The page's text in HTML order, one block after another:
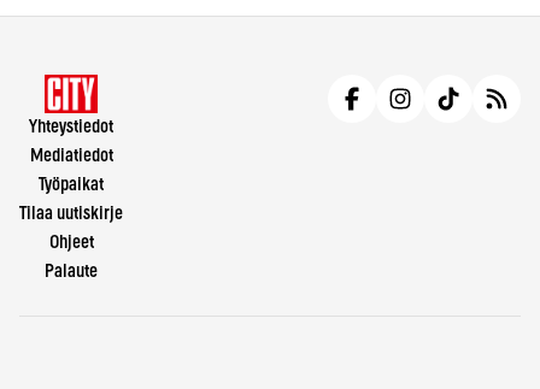
Yhteystiedot
Mediatiedot
Työpaikat
Tilaa uutiskirje
Ohjeet
Palaute